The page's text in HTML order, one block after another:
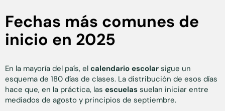
Fechas más comunes de
inicio en 2025
En la mayoría del país, el calendario escolar sigue un
esquema de 180 días de clases. La distribución de esos días
hace que, en la práctica, las escuelas suelan iniciar entre
mediados de agosto y principios de septiembre.